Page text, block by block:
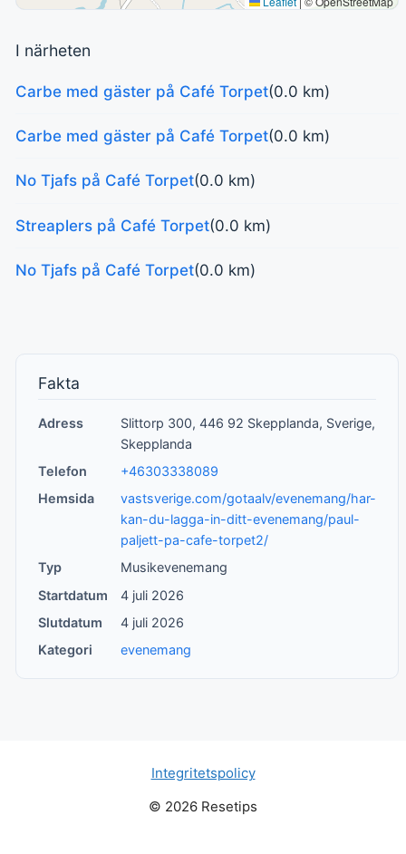
I närheten
Carbe med gäster på Café Torpet(0.0 km)
Carbe med gäster på Café Torpet(0.0 km)
No Tjafs på Café Torpet(0.0 km)
Streaplers på Café Torpet(0.0 km)
No Tjafs på Café Torpet(0.0 km)
Fakta
Adress
Slittorp 300, 446 92 Skepplanda, Sverige,
Skepplanda
Telefon
+46303338089
Hemsida
vastsverige.com/gotaalv/evenemang/har-
kan-du-lagga-in-ditt-evenemang/paul-
paljett-pa-cafe-torpet2/
Typ
Musikevenemang
Startdatum
4 juli 2026
Slutdatum
4 juli 2026
Kategori
evenemang
Integritetspolicy
© 2026 Resetips